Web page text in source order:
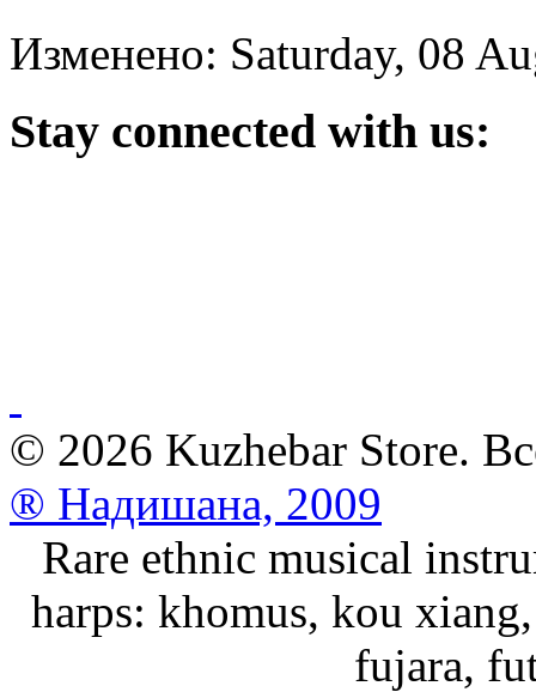
Изменено: Saturday, 08
Stay connected with us:
© 2026 Kuzhebar Store.
® Надишана, 2009
Rare ethnic musical
harps: khomus, kou
fujara,